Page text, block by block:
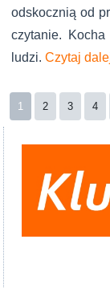
odskocznią od
czytanie.
ludzi.Czytaj
1 2 3 4